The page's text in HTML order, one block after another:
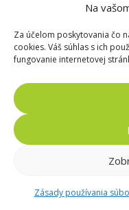
Na
Za účelom poskytovania čo
cookies. Váš súhlas s ich
fungovanie internetovej
Zásady používania
nákladmi na
náklady na
hodnota,
efektívna.
Vzorec na výpočet:
LTV (Lifetime
objednávky ×